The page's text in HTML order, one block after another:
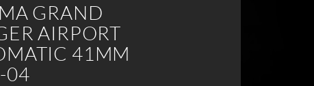
GRAND
AIRPORT
41MM
04